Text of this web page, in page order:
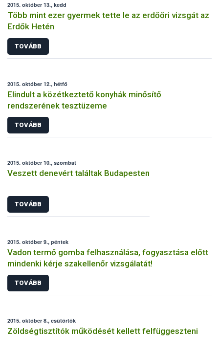
2015. október 13., kedd
Több mint ezer gyermek tette le az erdőőri vizsgát az
Erdők Hetén
TOVÁBB
2015. október 12., hétfő
Elindult a közétkeztető konyhák minősítő
rendszerének tesztüzeme
TOVÁBB
2015. október 10., szombat
Veszett denevért találtak Budapesten
TOVÁBB
2015. október 9., péntek
Vadon termő gomba felhasználása, fogyasztása előtt
mindenki kérje szakellenőr vizsgálatát!
TOVÁBB
2015. október 8., csütörtök
Zöldségtisztítók működését kellett felfüggeszteni